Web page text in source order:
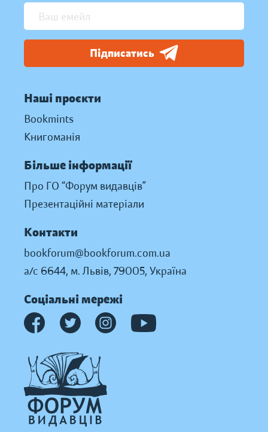
Підписатись
Наші проєкти
Bookmints
Книгоманія
Більше інформації
Про ГО “Форум видавців”
Презентаційні матеріали
Контакти
bookforum@bookforum.com.ua
а/с 6644, м. Львів, 79005, Україна
Соціальні мережі